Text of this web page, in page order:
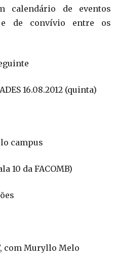
calendário de eventos
de convívio entre os
16.08.2012 (quinta)
campus
10 da FACOMB)
com Muryllo Melo